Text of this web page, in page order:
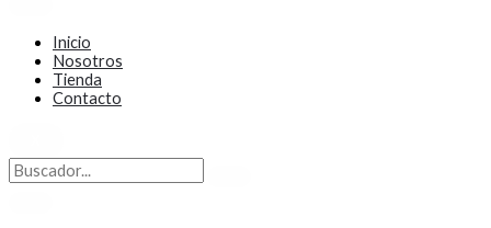
Inicio
Nosotros
Tienda
Contacto